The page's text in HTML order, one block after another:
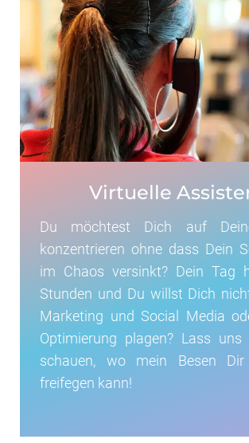
Virtuelle
Du möchtest Dich auf
konzentrieren ohne dass Dein
im Chaos versinkt? Dein Tag
Stunden und Du willst Dich
Marketing und Social Media
Optimierung plagen? Lass uns
schauen, wo mein Besen
freifegen kann!